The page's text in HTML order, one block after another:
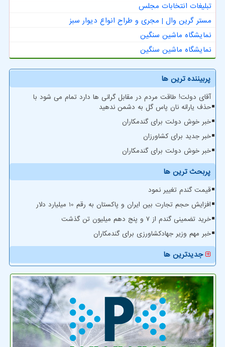
تبلیغات انتخابات مجلس
مستر گرین وال | مجری و طراح انواع دیوار سبز
نمایشگاه ماشین سنگین
نمایشگاه ماشین سنگین
پربیننده ترین ها
آقای دولت! طاقت مردم در مقابل گرانی ها دارد تمام می شود با
حذف یارانه نان پاس گل به دشمن ندهید
خبر خوش دولت برای گندمکاران
خبر جدید برای کشاورزان
خبر خوش دولت برای گندمکاران
پربحث ترین ها
قیمت گندم تغییر نمود
افزایش حجم تجارت بین ایران و پاکستان به رقم 10 میلیارد دلار
خرید تضمینی گندم از ۷ و پنج دهم میلیون تن گذشت
خبر مهم وزیر جهادکشاورزی برای گندمکاران
جدیدترین ها